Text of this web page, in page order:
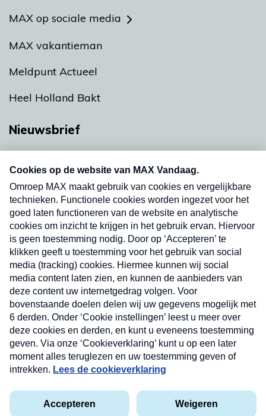
MAX op sociale media
MAX vakantieman
Meldpunt Actueel
Heel Holland Bakt
Nieuwsbrief
nieuwsbrief. Elke vrijdag- en dinsdagochtend in
uw mailbox.
Verzend
Privacyverklaring
Cookieverklaring
Kwetsbaarheid melden
Nieuwsbrief
Neem hier een gratis abonnement op onze
nieuwsbrief. Elke vrijdag- en dinsdagochtend in uw